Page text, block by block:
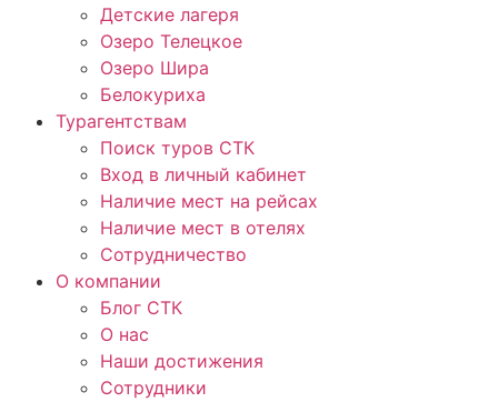
Детские лагеря
Озеро Телецкое
Озеро Шира
Белокуриха
Турагентствам
Поиск туров СТК
Вход в личный кабинет
Наличие мест на рейсах
Наличие мест в отелях
Сотрудничество
О компании
Блог СТК
О нас
Наши достижения
Сотрудники